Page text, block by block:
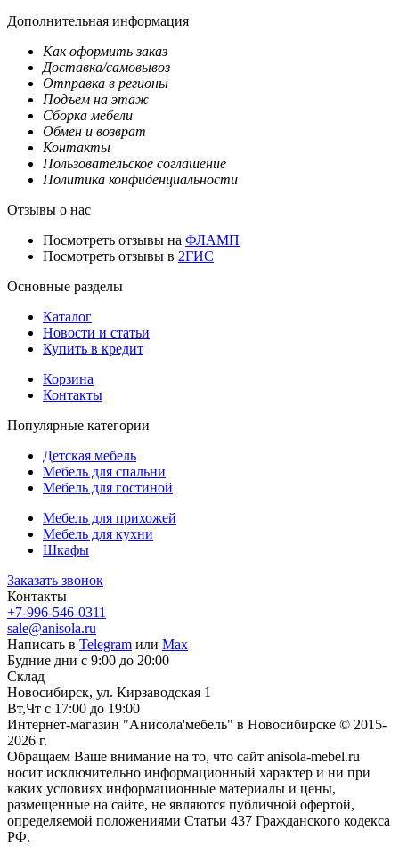
Дополнительная информация
Как оформить заказ
Доставка/самовывоз
Отправка в регионы
Подъем на этаж
Сборка мебели
Обмен и возврат
Контакты
Пользовательское соглашение
Политика конфиденциальности
Отзывы о нас
Посмотреть отзывы на ФЛАМП
Посмотреть отзывы в 2ГИС
Основные разделы
Каталог
Новости и статьи
Купить в кредит
Корзина
Контакты
Популярные категории
Детская мебель
Мебель для спальни
Мебель для гостиной
Мебель для прихожей
Мебель для кухни
Шкафы
Заказать звонок
Контакты
+7-996-546-0311
sale@anisola.ru
Написать в Telegram или Max
Будние дни с 9:00 до 20:00
Склад
Новосибирск, ул. Кирзаводская 1
Вт,Чт с 17:00 до 19:00
Интернет-магазин "Анисола'мебель" в Новосибирске © 2015-
2026 г.
Обращаем Ваше внимание на то, что сайт anisola-mebel.ru
носит исключительно информационный характер и ни при
каких условиях информационные материалы и цены,
размещенные на сайте, не являются публичной офертой,
определяемой положениями Статьи 437 Гражданского кодекса
РФ.